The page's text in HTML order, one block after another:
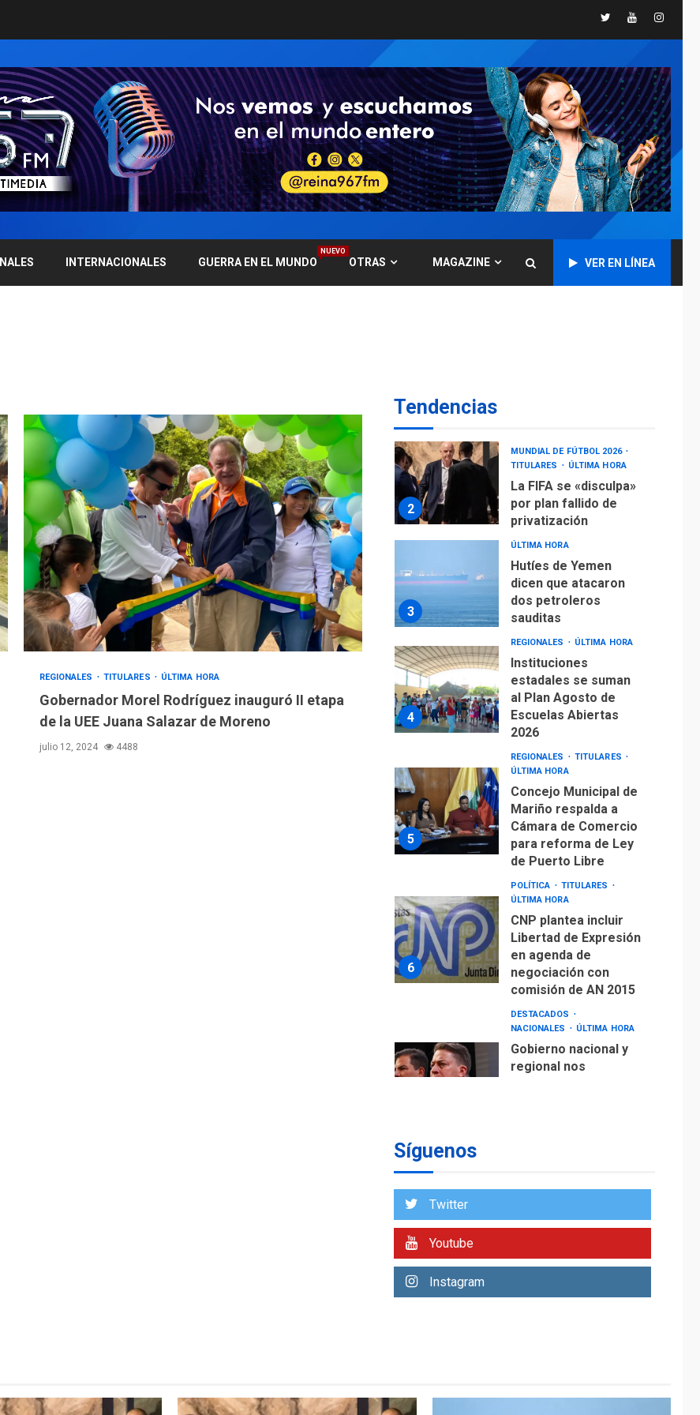
TwitterYoutube
INTERNACIONALES GUERRA EN EL MUNDO
NUEVO
OTRAS MAGAZINE VER EN LÍNEA
REGIONALES TITULARES ÚLTIMA HORA
Gobernador Morel Rodríguez inauguró II etapa
de la UEE Juana Salazar de Moreno
julio 12, 2024 4488
Tendencias
6
TITULARES
CNP plantea incluir
Libertad de Expresión
en agenda de
negociación con
comisión de AN 2015
7
DESTACADOS
NACIONALES
ÚLTIMA HORA
Gobierno nacional y
regional nos
respaldaron desde el
primer momento tras
asegura Gustavo
Duque
2
MUNDIAL DE FÚTBOL 2026
TITULARES
ÚLTIMA HORA
La FIFA se «disculpa»
por plan fallido de
privatización
3
ÚLTIMA HORA
Hutíes de Yemen
dicen que atacaron
dos petroleros
sauditas
4
REGIONALES ÚLTIMA HORA
Instituciones
estadales se suman
al Plan Agosto de
Escuelas Abiertas
2026
5
REGIONALES
TITULARES
ÚLTIMA HORA
Concejo Municipal de
Mariño respalda a
Cámara de Comercio
para reforma de Ley
de Puerto Libre
6
POLÍTICA
TITULARES
ÚLTIMA HORA
CNP plantea incluir
Libertad de Expresión
en agenda de
negociación con
comisión de AN 2015
DESTACADOS
NACIONALES
ÚLTIMA HORA
Gobierno nacional y
regional nos
1
ÚLTIMA HORA
operaciones de carga
Aeropuerto de
Síguenos
Twitter
Youtube
Instagram